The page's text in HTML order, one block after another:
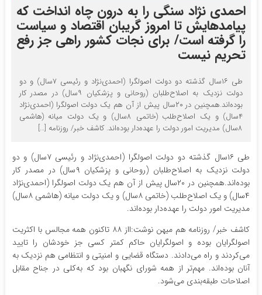
احمدی نژاد سنگی را به درون چاه انداخت که
پیامدهایش تا امروز گریبان اقتصاد و سیاست
را گرفته است/ برای نجات کشور راهی جز رفع
تحریم نیست
طی ۱۶سال گذشته دو دولت اصولگرا (احمدی‌نژاد و رئیسی ۷سال) و دو
دولت نزدیک به اصلاح‌طلبان (روحانی و پزشکیان ۹سال) در مصدر کار
بوده‌اند.همچنین در ۲۰سال پیش از آن هم یک دولت اصولگرا (احمدی‌نژاد
۴سال) و یک اصلاح‌طلب (خاتمی ۸سال) و یک دولت میانه (هاشمی
۸سال) مدیریت امور دولت را عهده‌دار بوده‌اند. کاشف خبر/ روزنامه […]
طی ۱۶سال گذشته دو دولت اصولگرا (احمدی‌نژاد و رئیسی ۷سال) و دو
دولت نزدیک به اصلاح‌طلبان (روحانی و پزشکیان ۹سال) در مصدر کار
بوده‌اند.همچنین در ۲۰سال پیش از آن هم یک دولت اصولگرا (احمدی‌نژاد
۴سال) و یک اصلاح‌طلب (خاتمی ۸سال) و یک دولت میانه (هاشمی ۸سال)
مدیریت امور دولت را عهده‌دار بوده‌اند.
کاشف خبر/ روزنامه هم میهن نوشت:ااز ۸۸ تاکنون همه مجالس با اکثریت
اصولگرایان بوده و اصولگرایان حاکم کمتر کسی جز خودشان را تایید
می‌کردند و راه می‌دادند. دستگاه قضایی و امنیتی و انتظامی هم نزدیک به
آنان بوده‌اند. مهم‌تر از همه شورای نگهبان بود که به‌کلی در جناح مقابل
اصلاحات طبقه‌بندی می‌شود.